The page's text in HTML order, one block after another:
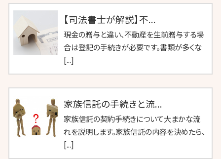
【司法書士が解説】不...
現金の贈与と違い、不動産を生前贈与する場
合は登記の手続きが必要です。書類が多くな
[...]
家族信託の手続きと流...
家族信託の契約手続きについて大まかな流
れを説明します。家族信託の内容を決めたら、
[...]